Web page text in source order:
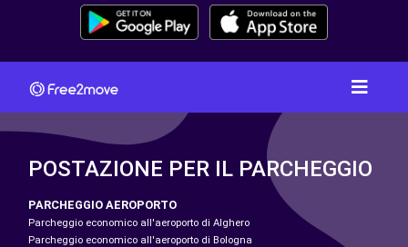
POSTAZIONE PER IL PARCHEGGIO
PARCHEGGIO AEROPORTO
Parcheggio economico all'aeroporto di Alghero
Parcheggio economico all'aeroporto di Bologna